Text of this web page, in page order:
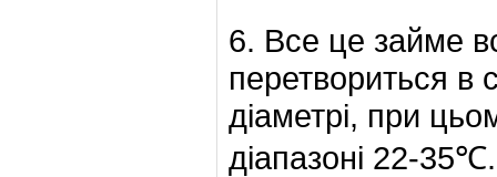
6. Все це займе
перетвориться в
діаметрі, при
діапазоні 22-